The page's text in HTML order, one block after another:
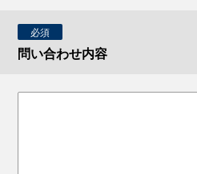
必須
問い合わせ内容